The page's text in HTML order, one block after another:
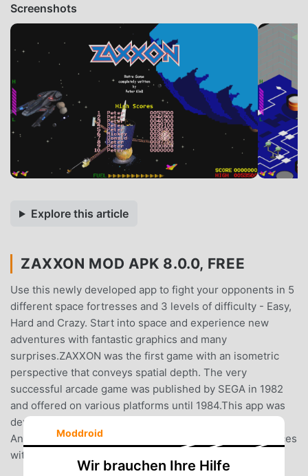
Screenshots
Explore this article
ZAXXON MOD APK 8.0.0, FREE
Use this newly developed app to fight your opponents in 5
different space fortresses and 3 levels of difficulty - Easy,
Hard and Crazy. Start into space and experience new
adventures with fantastic graphics and many
surprises.ZAXXON was the first game with an isometric
perspective that conveys spatial depth. The very
successful arcade game was published by SEGA in 1982
and offered on various platforms until 1984.This app was
developed with Delphi FMX and runs on Windows and
Android with different resolutions. From version 4, devices
with Android 10 and 11 are also supported.
Moddroid
Wir brauchen Ihre Hilfe